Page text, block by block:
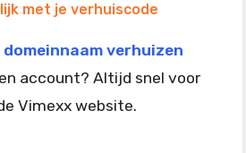
met je verhuiscode
domeinnaam verhuizen
account? Altijd snel voor
Vimexx website.